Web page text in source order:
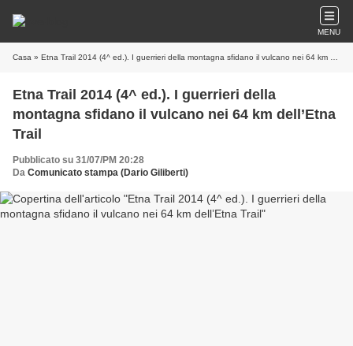
MENU
Casa » Etna Trail 2014 (4^ ed.). I guerrieri della montagna sfidano il vulcano nei 64 km dell’Etna Trail
Etna Trail 2014 (4^ ed.). I guerrieri della
montagna sfidano il vulcano nei 64 km dell’Etna
Trail
Pubblicato su 31/07/PM 20:28
Da Comunicato stampa (Dario Giliberti)